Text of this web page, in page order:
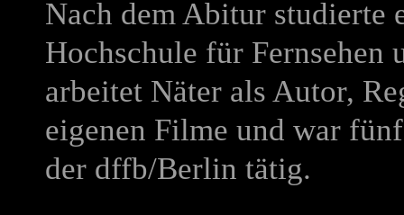
Nach dem Abitur studierte
Hochschule für Fernsehen
arbeitet Näter als Autor,
eigenen Filme und war
der dffb/Berlin tätig.